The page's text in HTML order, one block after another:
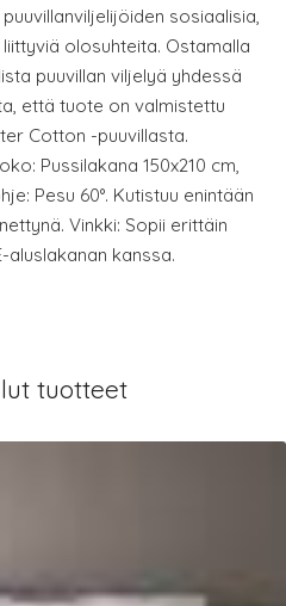
sosiaalisia,
olosuhteita. Ostamalla
puuvillan viljelyä yhdessä
että tuote on valmistettu
Cotton -puuvillasta.
Pussilakana 150x210 cm,
Pesu 60°. Kutistuu enintään
Vinkki: Sopii erittäin
aluslakanan kanssa.
tuotteet